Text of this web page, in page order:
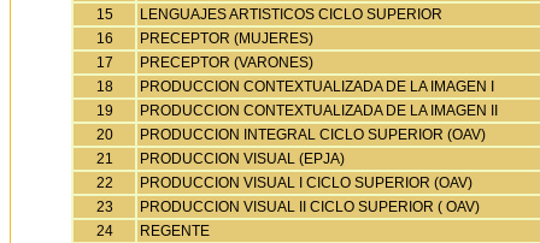
15
LENGUAJES ARTISTICOS CICLO SUPERIOR
16
PRECEPTOR (MUJERES)
17
PRECEPTOR (VARONES)
18
PRODUCCION CONTEXTUALIZADA DE LA IMAGEN I
19
PRODUCCION CONTEXTUALIZADA DE LA IMAGEN II
20
PRODUCCION INTEGRAL CICLO SUPERIOR (OAV)
21
PRODUCCION VISUAL (EPJA)
22
PRODUCCION VISUAL I CICLO SUPERIOR (OAV)
23
PRODUCCION VISUAL II CICLO SUPERIOR ( OAV)
24
REGENTE